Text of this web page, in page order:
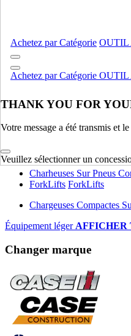
Achetez par Catégorie OUTIL
Achetez par Catégorie OUTIL
THANK YOU FOR
Votre message a été transmis et
Veuillez sélectionner un
Équipement lourd
Compactage Compactage
Bouteurs Sur Chenilles
Équipement lourd
Équipement léger
Charheuses Sur Pneus
ForkLifts ForkLifts
Chargeuses Compactes
Équipement léger AFFICHER
Changer marque